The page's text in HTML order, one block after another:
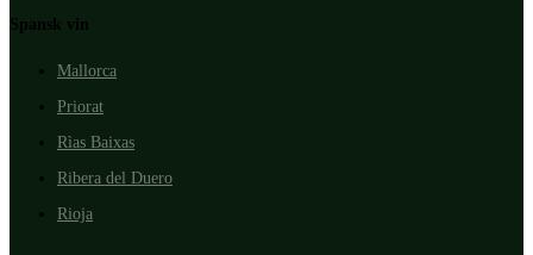
Spansk vin
Mallorca
Priorat
Rìas Baixas
Ribera del Duero
Rioja